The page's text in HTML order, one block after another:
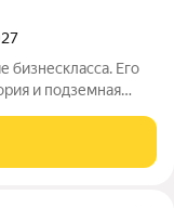
создать